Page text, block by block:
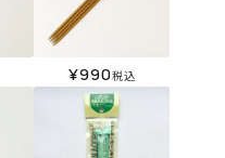
¥990税込